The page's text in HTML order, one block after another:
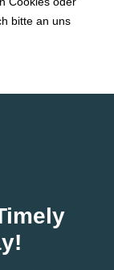
bitte an uns